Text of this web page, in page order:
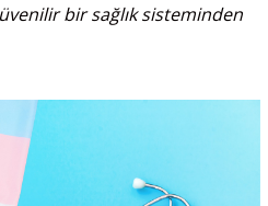
bir sağlık sisteminden